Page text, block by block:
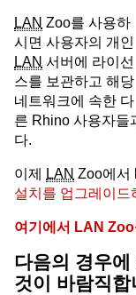
LAN Zoo를 사용하
시면 사용자의 개인
LAN 서버에 라이선
스를 보관하고 해당
네트워크에 속한 다
른 Rhino 사용자들
다.
이제 LAN Zoo에서
설치를 업그레이드
여기에서 LAN
다음의 경우
것이 바람직합